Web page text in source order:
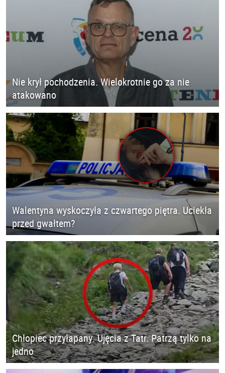
Nie krył pochodzenia. Wielokrotnie go za nie
atakowano
Walentyna wyskoczyła z czwartego piętra. Uciekła
przed gwałtem?
Chłopiec przyłapany. Ujęcia z Tatr. Patrzą tylko na
jedno